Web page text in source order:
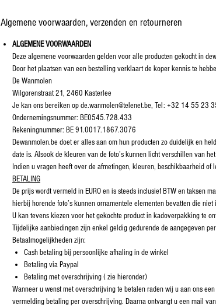
Algemene voorwaarden, verzenden en retourneren
ALGEMENE VOORWAARDEN
Deze algemene voorwaarden gelden voor alle producten gekocht in
Door het plaatsen van een bestelling verklaart de koper kennis te
De Wanmolen
Wilgorenstraat 21, 2460 Kasterlee
Je kan ons bereiken op de.wanmolen@telenet.be, Tel: +32 14 55 23
Ondernemingsnummer: BE0545.728.433
Rekeningnummer: BE 91.0017.1867.3076
Dewanmolen.be doet er alles aan om hun producten zo duidelijk en
date is. Alsook de kleuren van de foto’s kunnen licht verschillen van
Indien u vragen heeft over de afmetingen, kleuren, beschikbaarheid
BETALING
De prijs wordt vermeld in EURO en is steeds inclusief BTW en taksen
hierbij horende foto’s kunnen ornamentele elementen bevatten die
U kan tevens kiezen voor het gekochte product in kadoverpakking te
Tijdelijke aanbiedingen zijn enkel geldig gedurende de aangegeven
Betaalmogelijkheden zijn:
Cash betaling bij persoonlijke afhaling in de winkel
Betaling via Paypal
Betaling met overschrijving ( zie hieronder)
Wanneer u wenst met overschrijving te betalen raden wij u aan ons
vermelding betaling per overschrijving. Daarna ontvangt u een mail